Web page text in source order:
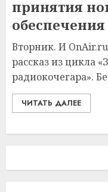
принятия
обеспечения
Вторник. И
рассказ из цикла
радиокочегара».
ЧИТАТЬ ДАЛЕЕ